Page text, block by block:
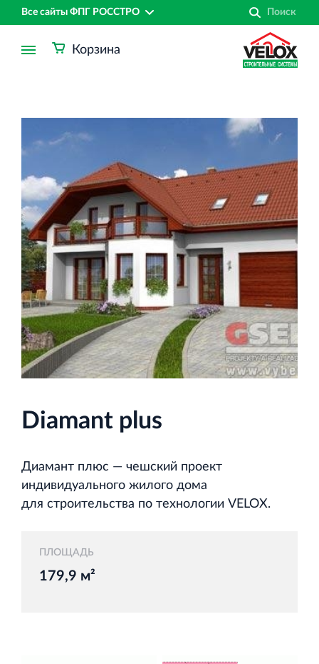
Все сайты ФПГ РОССТРО
Финансово‐промышленная группа РОССТРО
Аренда недвижимости в Санкт‐Петербурге
и Ленинградской области
Строительная система ROSSTRO‐VELOX
Научно‐исследовательский институт
ЛЕННИИПРОЕКТ
Проектный институт по жилищно‐гражданскому
Корзина
Diamant plus
Диамант плюс — чешский проект
индивидуального жилого дома
для строительства по технологии VELOX.
ПЛОЩАДЬ
179,9 м²